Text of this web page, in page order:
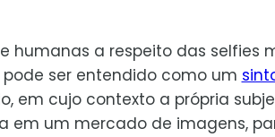
humanas a respeito das selfies
ser entendido como um
em cujo contexto a própria
um mercado de imagens,